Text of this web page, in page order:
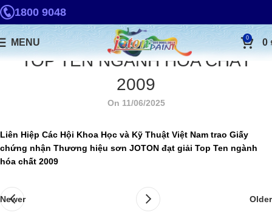
1800 9048
MENU 0 0
TOP TEN NGÀNH HÓA CHẤT
2009
On 11/06/2025
Liên Hiệp Các Hội Khoa Học và Kỹ Thuật Việt Nam trao Giấy
chứng nhận Thương hiệu sơn JOTON đạt giải Top Ten ngành
hóa chất 2009
Newer Older